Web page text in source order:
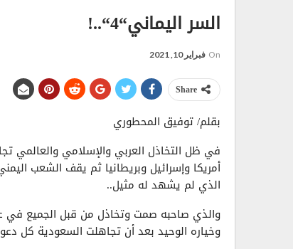
السر اليماني“4“..!
On فبراير 10, 2021
Share
بقلم/ توفيق المحطوري
في ظل التخاذل العربي والإسلامي والعالمي
أمريكا وإسرائيل وبريطانيا ثم يقف الشعب
الذي لم يشهد له مثيل..
والذي صاحبه صمت وتخاذل من قبل الجميع في
وخياره الوحيد بعد أن تجاهلت السعودية كل